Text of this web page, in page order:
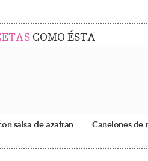
COMO ÉSTA
salsa de azafran Canelones de